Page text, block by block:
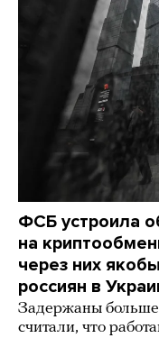
ФСБ устроила
на
через них
россиян в
Задержаны больше
считали, что